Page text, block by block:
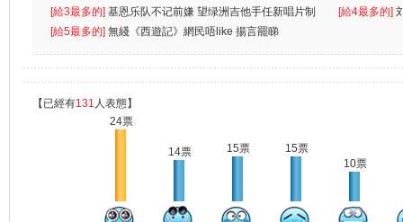
[給3最多的] 基恩乐队不记前嫌 望绿洲吉他手任新唱片制 [給4最多的]
[給5最多的] 無綫《西遊記》網民唔like 揚言罷睇
【已經有131 人表態】
24票
14票 15票 15票
10票